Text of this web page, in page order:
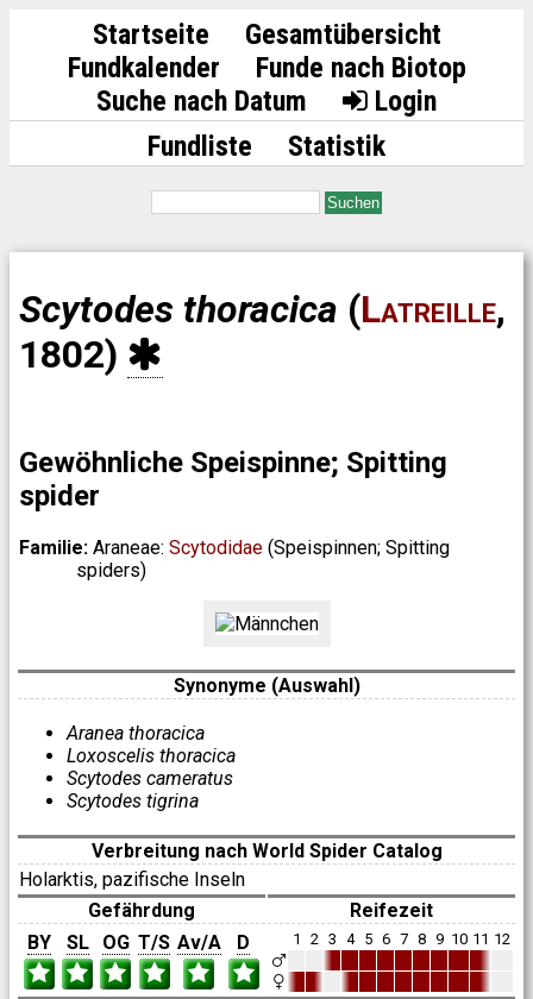
Startseite
Gesamtübersicht
Fundkalender
Funde nach Biotop
Suche nach Datum
Login
Fundliste
Statistik
Suchen
Scytodes thoracica (Latreille,
1802)
Gewöhnliche Speispinne; Spitting
spider
Familie: Araneae: Scytodidae (Speispinnen; Spitting
spiders)
Synonyme (Auswahl)
Aranea thoracica
Loxoscelis thoracica
Scytodes cameratus
Scytodes tigrina
Verbreitung nach World Spider Catalog
Holarktis, pazifische Inseln
Gefährdung
Reifezeit
BY
SL OG T/S Av/A D 1 2 3 4 5 6 7 8 9 10 11 12